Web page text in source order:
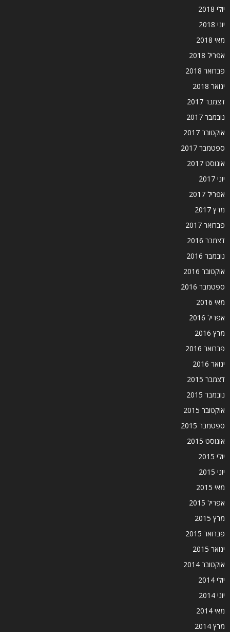
יולי 2018
יוני 2018
מאי 2018
אפריל 2018
פברואר 2018
ינואר 2018
דצמבר 2017
נובמבר 2017
אוקטובר 2017
ספטמבר 2017
אוגוסט 2017
יוני 2017
אפריל 2017
מרץ 2017
פברואר 2017
דצמבר 2016
נובמבר 2016
אוקטובר 2016
ספטמבר 2016
מאי 2016
אפריל 2016
מרץ 2016
פברואר 2016
ינואר 2016
דצמבר 2015
נובמבר 2015
אוקטובר 2015
ספטמבר 2015
אוגוסט 2015
יולי 2015
יוני 2015
מאי 2015
אפריל 2015
מרץ 2015
פברואר 2015
ינואר 2015
אוקטובר 2014
יולי 2014
יוני 2014
מאי 2014
מרץ 2014